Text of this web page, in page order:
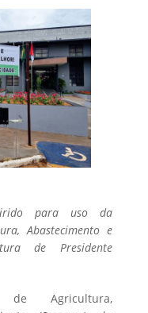
para uso da
Abastecimento e
de Presidente
Agricultura,